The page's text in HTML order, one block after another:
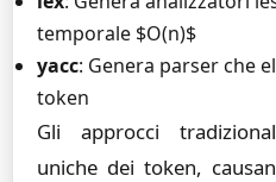
temporale $O(n)$
yacc: Genera parser che
token
Gli approcci
uniche dei token,